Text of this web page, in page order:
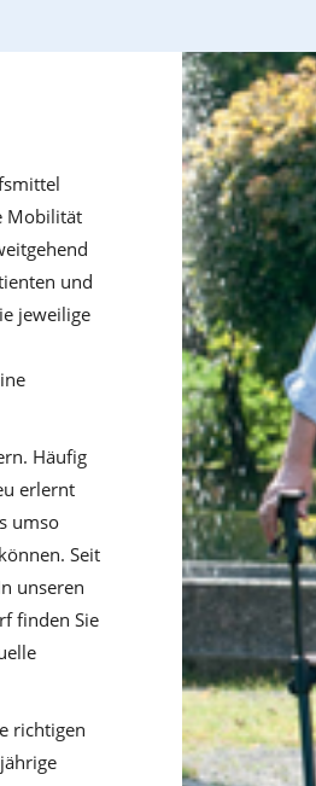
Mobilität
und
jeweilige
Häufig
erlernt
umso
Seit
unseren
finden Sie
richtigen